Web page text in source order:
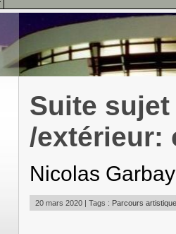
Suite
/extérieur:
Nicolas
20 mars 2020 | Tags : Parcours